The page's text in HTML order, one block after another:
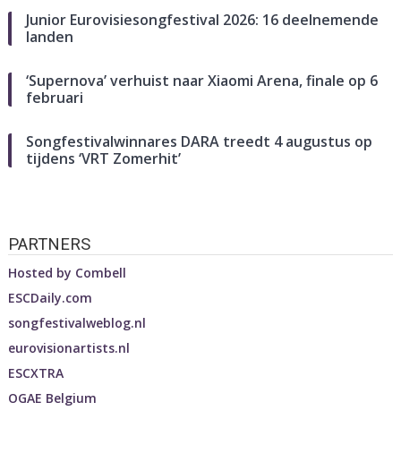
Junior Eurovisiesongfestival 2026: 16 deelnemende
landen
‘Supernova’ verhuist naar Xiaomi Arena, finale op 6
februari
Songfestivalwinnares DARA treedt 4 augustus op
tijdens ‘VRT Zomerhit’
PARTNERS
Hosted by Combell
ESCDaily.com
songfestivalweblog.nl
eurovisionartists.nl
ESCXTRA
OGAE Belgium